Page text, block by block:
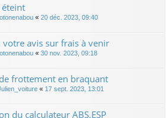
« 20 déc. 2023, 09:40
votre avis sur frais à venir
« 30 nov. 2023, 09:18
frottement en braquant
« 17 sept. 2023, 13:01
du calculateur ABS,ESP